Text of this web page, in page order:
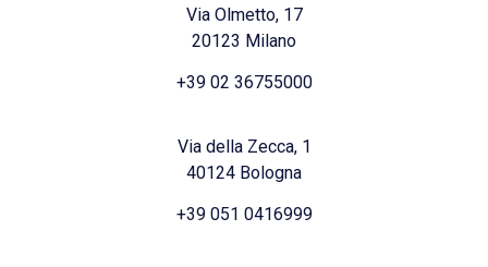
Via Olmetto, 17
20123 Milano
+39 02 36755000
Via della Zecca, 1
40124 Bologna
+39 051 0416999